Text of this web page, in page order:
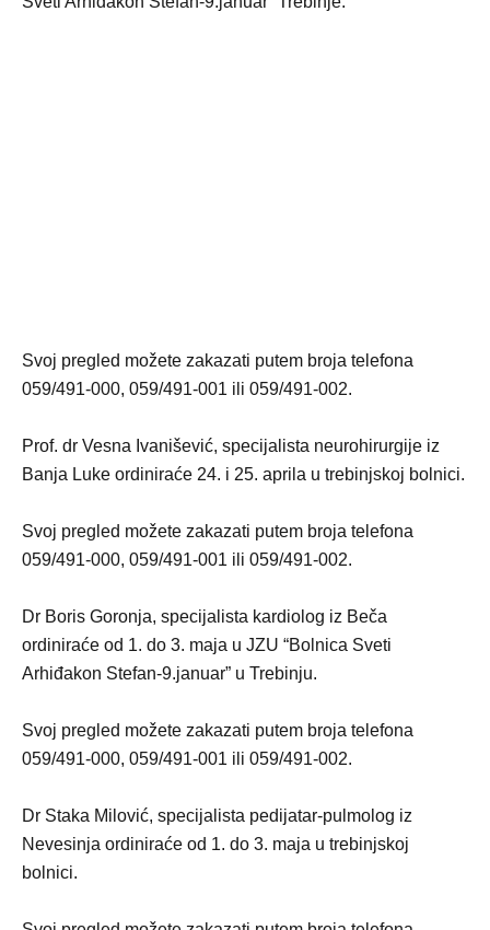
Svoj pregled možete zakazati putem broja telefona
059/491-000, 059/491-001 ili 059/491-002.
Prof. dr Vesna Ivanišević, specijalista neurohirurgije iz
Banja Luke ordiniraće 24. i 25. aprila u trebinjskoj bolnici.
Svoj pregled možete zakazati putem broja telefona
059/491-000, 059/491-001 ili 059/491-002.
Dr Boris Goronja, specijalista kardiolog iz Beča
ordiniraće od 1. do 3. maja u JZU “Bolnica Sveti
Arhiđakon Stefan-9.januar” u Trebinju.
Svoj pregled možete zakazati putem broja telefona
059/491-000, 059/491-001 ili 059/491-002.
Dr Staka Milović, specijalista pedijatar-pulmolog iz
Nevesinja ordiniraće od 1. do 3. maja u trebinjskoj
bolnici.